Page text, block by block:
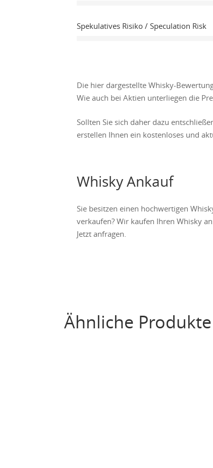
Spekulatives Risiko / Speculation Risk
Die hier dargestellte Whisky-
Wie auch bei Aktien unterliegen die
Sollten Sie sich daher dazu
erstellen Ihnen ein kostenloses und
Whisky Ankauf
Sie besitzen einen hochwertigen
verkaufen? Wir kaufen Ihren Whisky
Jetzt anfragen.
Ähnliche Produkte